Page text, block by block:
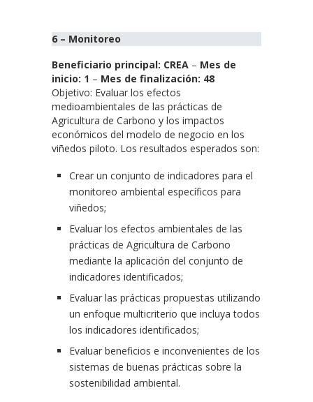
6 – Monitoreo
Beneficiario principal: CREA – Mes de
inicio: 1 – Mes de finalización: 48
Objetivo: Evaluar los efectos
medioambientales de las prácticas de
Agricultura de Carbono y los impactos
económicos del modelo de negocio en los
viñedos piloto. Los resultados esperados son:
Crear un conjunto de indicadores para el
monitoreo ambiental específicos para
viñedos;
Evaluar los efectos ambientales de las
prácticas de Agricultura de Carbono
mediante la aplicación del conjunto de
indicadores identificados;
Evaluar las prácticas propuestas utilizando
un enfoque multicriterio que incluya todos
los indicadores identificados;
Evaluar beneficios e inconvenientes de los
sistemas de buenas prácticas sobre la
sostenibilidad ambiental.